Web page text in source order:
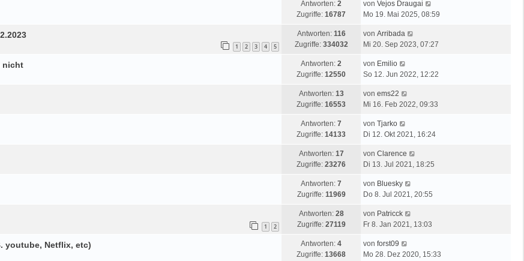
Antworten: 2
Zugriffe: 16787
von Vejos Draugai
Mo 19. Mai 2025, 08:59
1 2 3 4 5
Antworten: 116
Zugriffe: 334032
von Arribada
Mi 20. Sep 2023, 07:27
nicht Antworten: 2
Zugriffe: 12550
von Emilio
So 12. Jun 2022, 12:22
Antworten: 13
Zugriffe: 16553
von ems22
Mi 16. Feb 2022, 09:33
Antworten: 7
Zugriffe: 14133
von Tjarko
Di 12. Okt 2021, 16:24
Antworten: 17
Zugriffe: 23276
von Clarence
Di 13. Jul 2021, 18:25
Antworten: 7
Zugriffe: 11969
von Bluesky
Do 8. Jul 2021, 20:55
1 2
Antworten: 28
Zugriffe: 27119
von Patricck
Fr 8. Jan 2021, 13:03
youtube, Netflix, etc) Antworten: 4
Zugriffe: 13668
von forst09
Mo 28. Dez 2020, 15:33